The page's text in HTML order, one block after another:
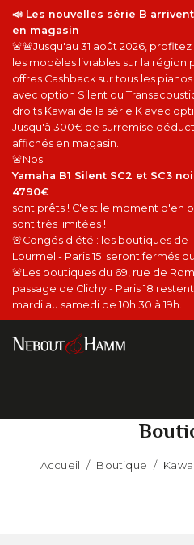
📣 Les nouvelles série B
en magasin
🚨🚨Jusqu'au 31 août 2026,
les modèles livrables sur la région
offres Cashback sur tous les
avec option Silent ou
droits Kawai de la série K avec
Jusqu'à 300€ de surremise
affichés en magasin.
🚨Nos
Yamaha B1 Silent SC2 et SC3
4790€
sont prêts ! C'est le moment d'en
sont très limitées !
🚨Congés d'été : les boutiques de
Lourmel - Paris 15 seront fermés
🚨Les boutiques du 69, rue de
passage de Clichy - Paris 18
mardi au samedi de 10h 30 à 19h.
Accueil / Boutique /